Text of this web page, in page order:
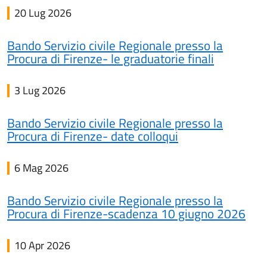
20 Lug 2026
Bando Servizio civile Regionale presso la
Procura di Firenze- le graduatorie finali
3 Lug 2026
Bando Servizio civile Regionale presso la
Procura di Firenze- date colloqui
6 Mag 2026
Bando Servizio civile Regionale presso la
Procura di Firenze-scadenza 10 giugno 2026
10 Apr 2026